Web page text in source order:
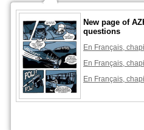
New page of
questions
En Français,
En Français,
En Français,